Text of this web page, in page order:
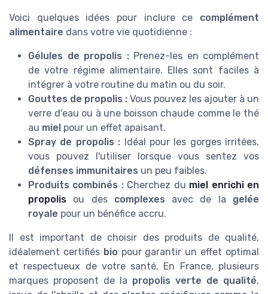
Voici quelques idées pour inclure ce complément
alimentaire dans votre vie quotidienne :
Gélules de propolis :Prenez-les en complément
de votre régime alimentaire. Elles sont faciles à
intégrer à votre routine du matin ou du soir.
Gouttes de propolis : Vous pouvez les ajouter à un
verre d'eau ou à une boisson chaude comme le thé
au miel pour un effet apaisant.
Spray de propolis : Idéal pour les gorges irritées,
vous pouvez l'utiliser lorsque vous sentez vos
défenses immunitaires un peu faibles.
Produits combinés :Cherchez du miel enrichi en
propolis ou des complexes avec de la gelée
royale pour un bénéfice accru.
Il est important de choisir des produits de qualité,
idéalement certifiés bio pour garantir un effet optimal
et respectueux de votre santé. En France, plusieurs
marques proposent de la propolis verte de qualité,